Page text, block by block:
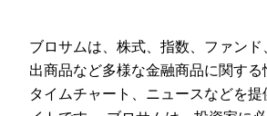
ブロサムは、株式、指数、ファン
出商品など多様な金融商品に関す
タイムチャート、ニュースなどを